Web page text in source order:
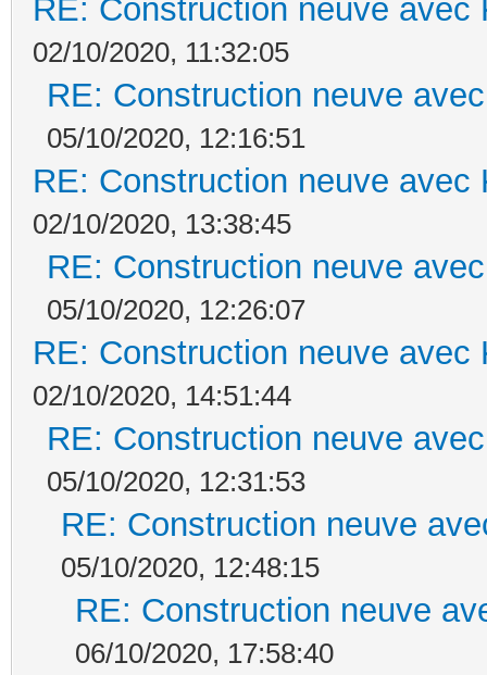
RE: Construction neuve avec
02/10/2020, 11:32:05
RE: Construction neuve
05/10/2020, 12:16:51
RE: Construction neuve avec
02/10/2020, 13:38:45
RE: Construction neuve
05/10/2020, 12:26:07
RE: Construction neuve avec
02/10/2020, 14:51:44
RE: Construction neuve
05/10/2020, 12:31:53
RE: Construction neuve
05/10/2020, 12:48:15
RE: Construction neuve
06/10/2020, 17:58:40